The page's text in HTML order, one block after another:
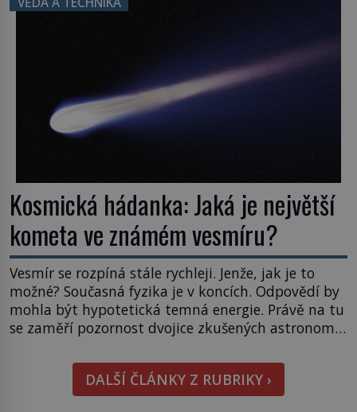
posouvají hranice života. Každý nový nález mění
napovídá, kde bychom jednou […]
Kosmická hádanka: Jaká je největší
kometa ve známém vesmíru?
Vesmír se rozpíná stále rychleji. Jenže, jak je to
možné? Současná fyzika je v koncích. Odpovědí by
mohla být hypotetická temná energie. Právě na tu
se zaměří pozornost dvojice zkušených astronomů.
hmatatelnějšího. Naprosto rekordní kometu!
Astronomové Pedro Bernardinelli a Gary Bernstein
mravenčí prací zkoumají archivní snímky v rámci
DALŠÍ ČLÁNKY Z RUBRIKY ›